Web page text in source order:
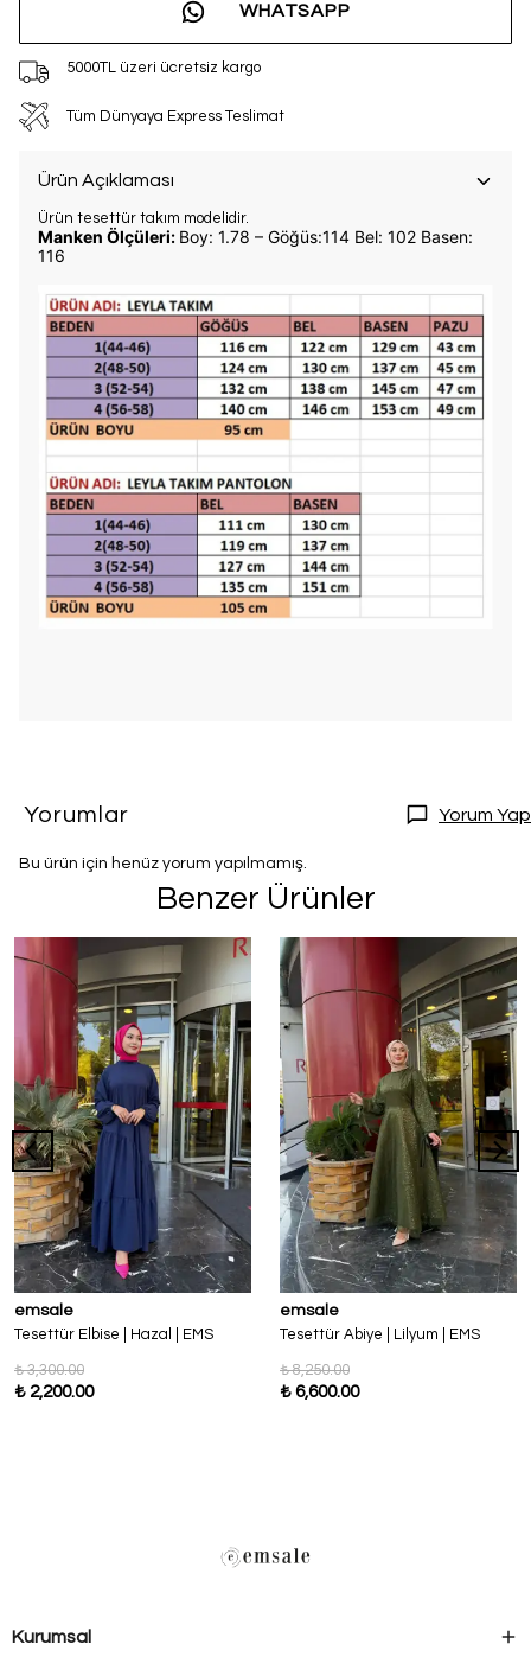
WHATSAPP
5000TL üzeri ücretsiz kargo
Tüm Dünyaya Express Teslimat
Ürün Açıklaması
Ürün tesettür takım modelidir.
Manken Ölçüleri: Boy: 1.78 – Göğüs:114 Bel: 102 Basen:
116
Yorumlar Yorum Yap
Bu ürün için henüz yorum yapılmamış.
Benzer Ürünler
emsale
Tesettür Elbise | Hazal | EMS
₺ 3,300.00
₺ 2,200.00
emsale
Tesettür Abiye | Lilyum | EMS
₺ 8,250.00
₺ 6,600.00
Kurumsal